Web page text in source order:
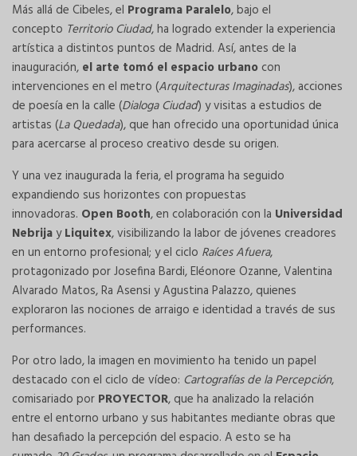
Más allá de Cibeles, el Programa Paralelo, bajo el
concepto Territorio Ciudad, ha logrado extender la experiencia
artística a distintos puntos de Madrid. Así, antes de la
inauguración, el arte tomó el espacio urbano con
intervenciones en el metro (Arquitecturas Imaginadas), acciones
de poesía en la calle (Dialoga Ciudad) y visitas a estudios de
artistas (La Quedada), que han ofrecido una oportunidad única
para acercarse al proceso creativo desde su origen.
Y una vez inaugurada la feria, el programa ha seguido
expandiendo sus horizontes con propuestas
innovadoras. Open Booth, en colaboración con la Universidad
NebrijayLiquitex, visibilizando la labor de jóvenes creadores
en un entorno profesional; y el ciclo Raíces Afuera,
protagonizado por Josefina Bardi, Eléonore Ozanne, Valentina
Alvarado Matos, Ra Asensi y Agustina Palazzo, quienes
exploraron las nociones de arraigo e identidad a través de sus
performances.
Por otro lado, la imagen en movimiento ha tenido un papel
destacado con el ciclo de vídeo: Cartografías de la Percepción,
comisariado por PROYECTOR, que ha analizado la relación
entre el entorno urbano y sus habitantes mediante obras que
han desafiado la percepción del espacio. A esto se ha